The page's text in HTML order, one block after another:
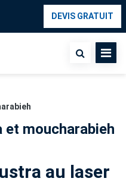
et moucharabieh
au laser
DEVIS GRATUIT